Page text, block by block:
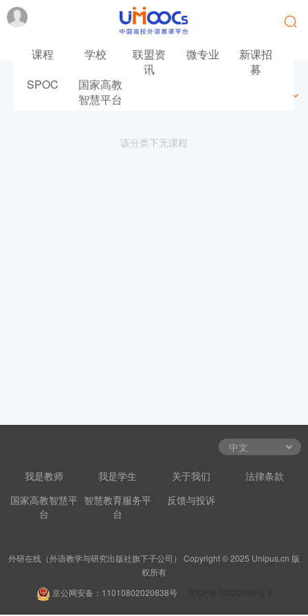
课程 学校
联盟资
讯
微专业
新课招
募
SPOC
国家高教
智慧平台
该分类下无课程
我是教师 我是学生 关于我们
法律条款
国家高教智慧平
台
智慧教育服务平
台
反馈与投诉
外研在线（外语教学与研究出版社旗下子公司） Copyright © 2025 Unipus.cn 版
权所有
京公网安备：11010802020838号